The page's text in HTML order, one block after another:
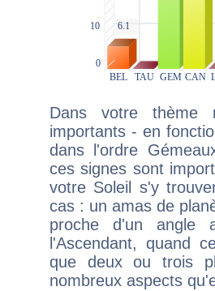
Dans votre thème
importants - en
dans l'ordre
ces signes sont
votre Soleil s'y
cas : un amas de
proche d'un
l'Ascendant, quand
que deux ou trois
nombreux aspects